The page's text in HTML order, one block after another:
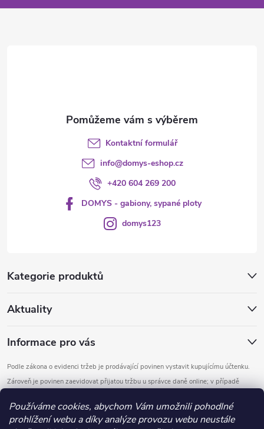
Používáme cookies, abychom Vám umožnili pohodlné
prohlížení webu a díky analýze provozu webu neustále
a
Kategorie produktů
Aktuality
Informace pro vás
Podle zákona o evidenci tržeb je prodávající povinen vystavit kupujícímu účtenku.
Zároveň je povinen zaevidovat přijatou tržbu u správce daně online; v případě
Kontaktní formulář
info@domys-eshop.cz
+420 604 269 200
DOMYS - gabiony, sypané ploty
domys123